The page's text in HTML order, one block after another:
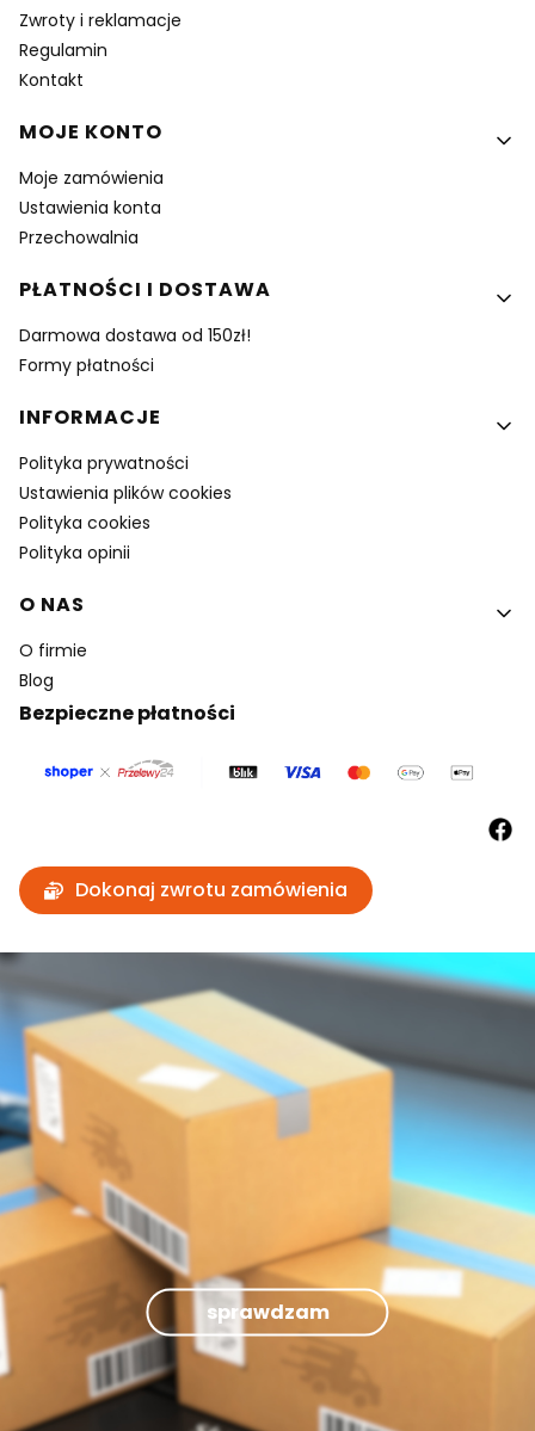
Zwroty i reklamacje
Regulamin
Kontakt
MOJE KONTO
Moje zamówienia
Ustawienia konta
Przechowalnia
PŁATNOŚCI I DOSTAWA
Darmowa dostawa od 150zł!
Formy płatności
INFORMACJE
Polityka prywatności
Ustawienia plików cookies
Polityka cookies
Polityka opinii
O NAS
O firmie
Blog
Bezpieczne płatności
Dokonaj zwrotu zamówienia
sprawdzam